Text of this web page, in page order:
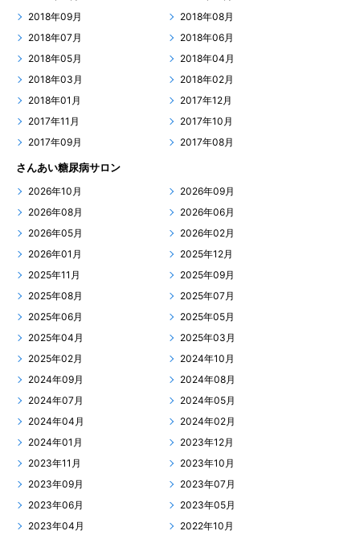
2018年09月
2018年08月
2018年07月
2018年06月
2018年05月
2018年04月
2018年03月
2018年02月
2018年01月
2017年12月
2017年11月
2017年10月
2017年09月
2017年08月
さんあい糖尿病サロン
2026年10月
2026年09月
2026年08月
2026年06月
2026年05月
2026年02月
2026年01月
2025年12月
2025年11月
2025年09月
2025年08月
2025年07月
2025年06月
2025年05月
2025年04月
2025年03月
2025年02月
2024年10月
2024年09月
2024年08月
2024年07月
2024年05月
2024年04月
2024年02月
2024年01月
2023年12月
2023年11月
2023年10月
2023年09月
2023年07月
2023年06月
2023年05月
2023年04月
2022年10月